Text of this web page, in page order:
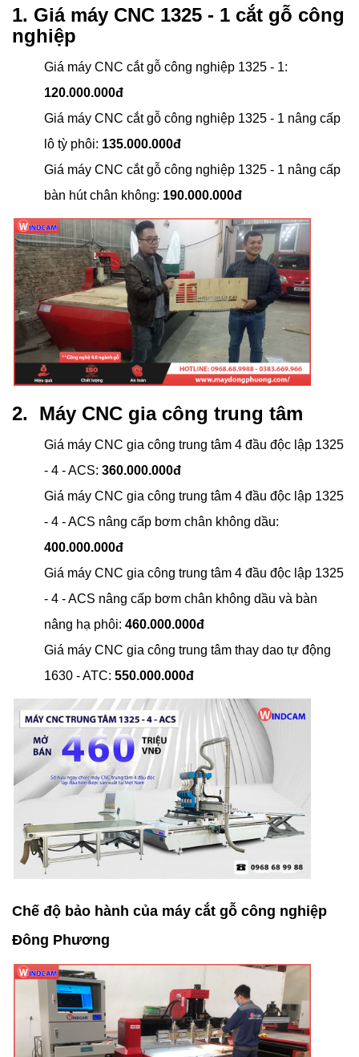
1. Giá máy CNC 1325 - 1 cắt gỗ công
nghiệp
Giá máy CNC cắt gỗ công nghiệp 1325 - 1:
120.000.000đ
Giá máy CNC cắt gỗ công nghiệp 1325 - 1 nâng cấp
lô tỳ phôi: 135.000.000đ
Giá máy CNC cắt gỗ công nghiệp 1325 - 1 nâng cấp
bàn hút chân không: 190.000.000đ
2. Máy CNC gia công trung tâm
Giá máy CNC gia công trung tâm 4 đầu độc lập 1325
- 4 - ACS: 360.000.000đ
Giá máy CNC gia công trung tâm 4 đầu độc lập 1325
- 4 - ACS nâng cấp bơm chân không dầu:
400.000.000đ
Giá máy CNC gia công trung tâm 4 đầu độc lập 1325
- 4 - ACS nâng cấp bơm chân không dầu và bàn
nâng hạ phôi: 460.000.000đ
Giá máy CNC gia công trung tâm thay dao tự động
1630 - ATC: 550.000.000đ
Chế độ bảo hành của máy cắt gỗ công nghiệp
Đông Phương